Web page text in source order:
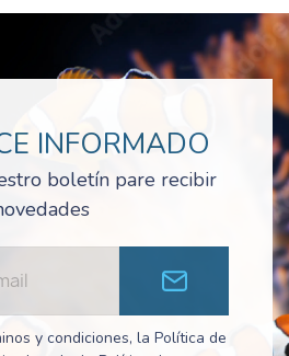
INFORMADO
boletín pare recibir
y condiciones, la Política de